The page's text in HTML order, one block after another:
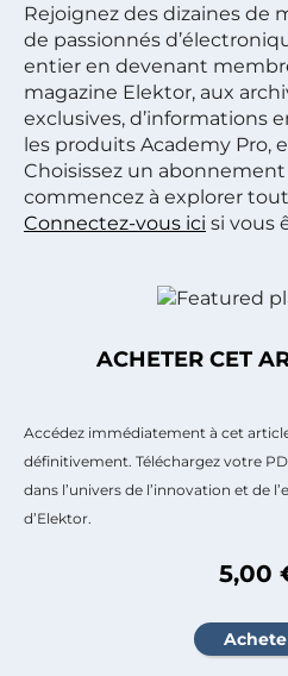
Rejoignez des dizaines de
de passionnés
entier en devenant
magazine Elektor, aux
exclusives, d’informations
les produits Academy Pro,
Choisissez un
commencez à explorer tout
Connectez-vous ici si vous
ACHETER CET
Accédez immédiatement à cet
définitivement. Téléchargez votre
dans l’univers de l’innovation et de
d’Elektor.
5,00